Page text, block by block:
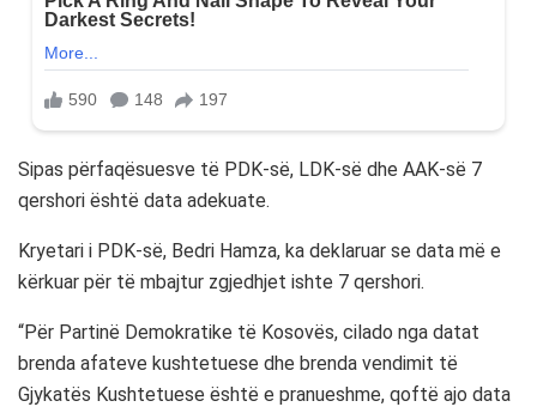
Sipas përfaqësuesve të PDK-së, LDK-së dhe AAK-së 7
qershori është data adekuate.
Kryetari i PDK-së, Bedri Hamza, ka deklaruar se data më e
kërkuar për të mbajtur zgjedhjet ishte 7 qershori.
“Për Partinë Demokratike të Kosovës, cilado nga datat
brenda afateve kushtetuese dhe brenda vendimit të
Gjykatës Kushtetuese është e pranueshme, qoftë ajo data